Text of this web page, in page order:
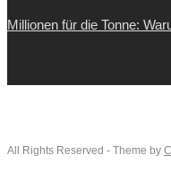
Millionen für die Tonne:
All Rights Reserved - Theme by